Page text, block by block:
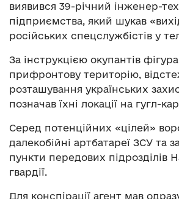
виявився 39-річний інженер-
підприємства, який шукав
російських спецслужбістів у
За інструкцією окупантів
прифронтову територію,
розташування українських
позначав їхні локації на гугл-
Серед потенційних «цілей»
далекобійні артбатареї ЗСУ та
пункти передових підрозділів
гвардії.
Для конспірації агент мав